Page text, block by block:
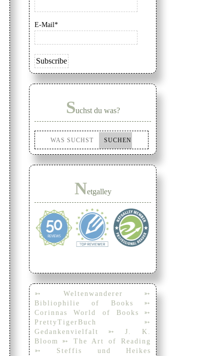
E-Mail*
Suchst du was?
Netgalley
➳ Weltenwanderer
➳
Bibliophilie of Books
➳
Corinnas World of Books
➳
PrettyTigerBuch
➳
Gedankenvielfalt
➳ J. K.
Bloom
➳ The Art of Reading
➳ Steffis und Heikes